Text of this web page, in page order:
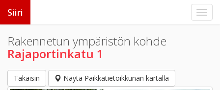
Siiri
Rakennetun ympäristön kohde
Rajaportinkatu 1
Takaisin Näytä Paikkatietoikkunan kartalla